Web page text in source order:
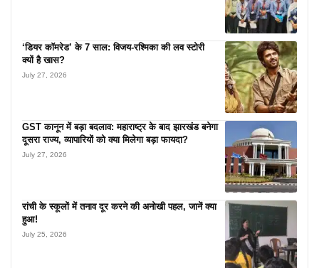
‘डियर कॉमरेड’ के 7 साल: विजय-रश्मिका की लव स्टोरी
क्यों है खास?
July 27, 2026
GST कानून में बड़ा बदलाव: महाराष्ट्र के बाद झारखंड बनेगा
दूसरा राज्य, व्यापारियों को क्या मिलेगा बड़ा फायदा?
July 27, 2026
रांची के स्कूलों में तनाव दूर करने की अनोखी पहल, जानें क्या
हुआ!
July 25, 2026